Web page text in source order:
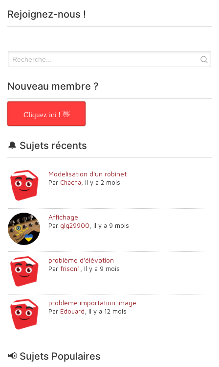
Rejoignez-nous !
Nouveau membre ?
Cliquez ici ! 👋
🔔 Sujets récents
Modelisation d'un robinet
Par Chacha Il y a 2 mois
Affichage
Par glg29900 Il y a 9 mois
problème d'élévation
Par frison1 Il y a 9 mois
problème importation image
Par Edouard, Il y a 12 mois
📢 Sujets Populaires